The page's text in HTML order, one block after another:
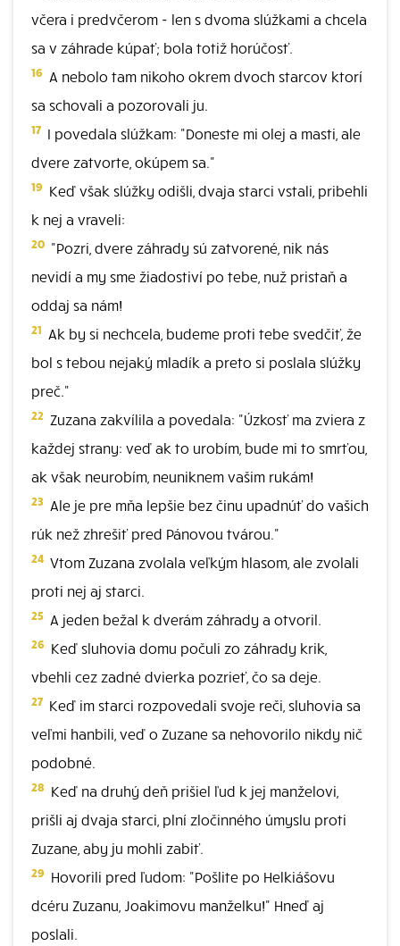
včera i predvčerom - len s dvoma slúžkami a chcela
sa v záhrade kúpať; bola totiž horúčosť.
16 A nebolo tam nikoho okrem dvoch starcov ktorí
sa schovali a pozorovali ju.
17 I povedala slúžkam: "Doneste mi olej a masti, ale
dvere zatvorte, okúpem sa."
19 Keď však slúžky odišli, dvaja starci vstali, pribehli
k nej a vraveli:
20 "Pozri, dvere záhrady sú zatvorené, nik nás
nevidí a my sme žiadostiví po tebe, nuž pristaň a
oddaj sa nám!
21 Ak by si nechcela, budeme proti tebe svedčiť, že
bol s tebou nejaký mladík a preto si poslala slúžky
preč."
22 Zuzana zakvílila a povedala: "Úzkosť ma zviera z
každej strany: veď ak to urobím, bude mi to smrťou,
ak však neurobím, neuniknem vašim rukám!
23 Ale je pre mňa lepšie bez činu upadnúť do vašich
rúk než zhrešiť pred Pánovou tvárou."
24 Vtom Zuzana zvolala veľkým hlasom, ale zvolali
proti nej aj starci.
25 A jeden bežal k dverám záhrady a otvoril.
26 Keď sluhovia domu počuli zo záhrady krik,
vbehli cez zadné dvierka pozrieť, čo sa deje.
27 Keď im starci rozpovedali svoje reči, sluhovia sa
veľmi hanbili, veď o Zuzane sa nehovorilo nikdy nič
podobné.
28 Keď na druhý deň prišiel ľud k jej manželovi,
prišli aj dvaja starci, plní zločinného úmyslu proti
Zuzane, aby ju mohli zabiť.
29 Hovorili pred ľudom: "Pošlite po Helkiášovu
dcéru Zuzanu, Joakimovu manželku!" Hneď aj
poslali.